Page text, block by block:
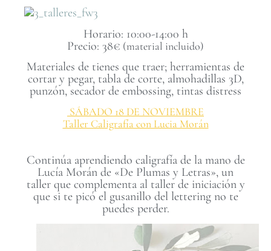
Horario: 10:00-14:00 h
Precio: 38€ (material incluido)
Materiales de tienes que traer; herramientas de
cortar y pegar, tabla de corte, almohadillas 3D,
punzón, secador de embossing, tintas distress
SÁBADO 18 DE NOVIEMBRE
Taller Caligrafía con Lucia Morán
Continúa aprendiendo caligrafía de la mano de
Lucía Morán de «De Plumas y Letras», un
taller que complementa al taller de iniciación y
que si te picó el gusanillo del lettering no te
puedes perder.